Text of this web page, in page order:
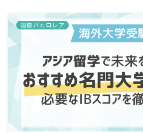
国際バカロレア